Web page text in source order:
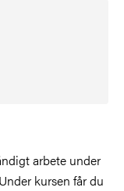
arbete under
kursen får du